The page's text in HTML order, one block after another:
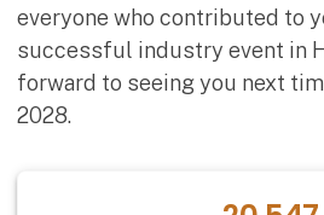
everyone who contributed to
successful industry event in
forward to seeing you next
2028.